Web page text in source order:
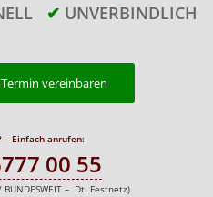
✔ UNVERBINDLICH
vereinbaren
– Einfach anrufen:
00 55
– Dt. Festnetz)